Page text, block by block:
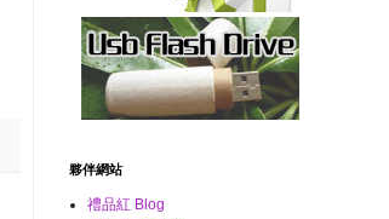
夥伴網站
禮品紅 Blog